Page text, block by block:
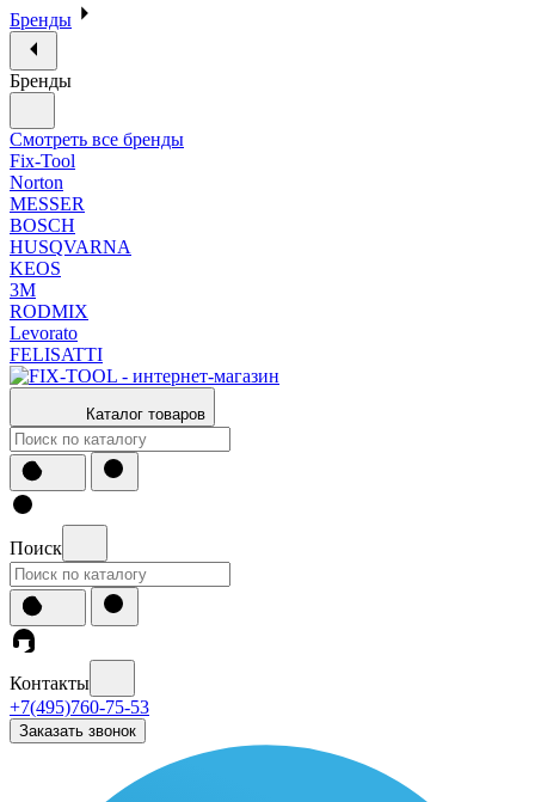
Бренды
Бренды
Смотреть все бренды
Fix-Tool
Norton
MESSER
BOSCH
HUSQVARNA
KEOS
3М
RODMIX
Levorato
FELISATTI
Каталог товаров
Поиск
Контакты
+7(495)760-75-53
Заказать звонок